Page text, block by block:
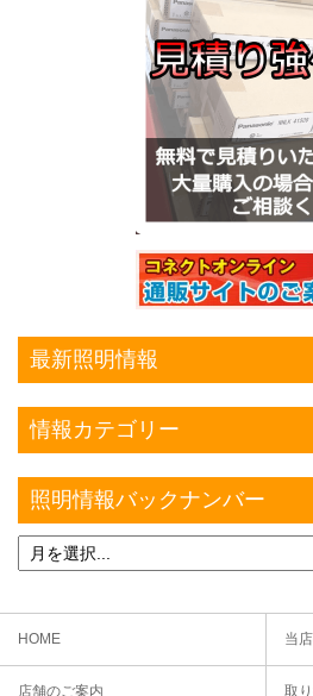
最新照明情報
情報カテゴリー
照明情報バックナンバー
HOME 当
店舗のご案内 取